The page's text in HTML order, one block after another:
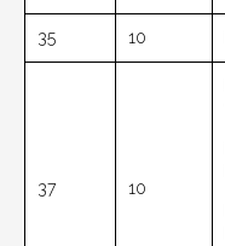
35 10
37 10